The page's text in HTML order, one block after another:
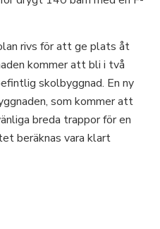
rivs för att ge plats åt
kommer att bli i två
skolbyggnad. En ny
som kommer att
breda trappor för en
beräknas vara klart